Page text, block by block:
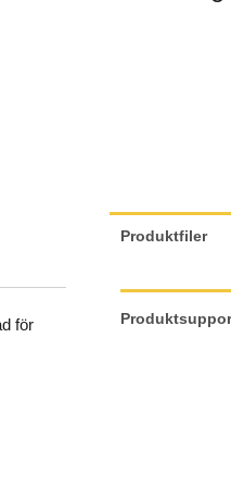
för
Produktfiler